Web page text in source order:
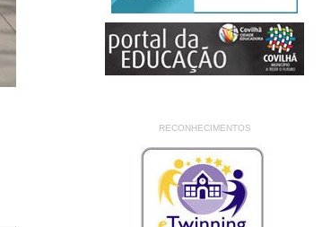
RECONHECIMENTOS